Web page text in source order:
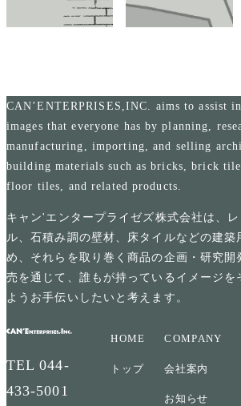
CAN’ENTERPRISES,INC. aims to assist
images that everyone has by planning,
manufacturing, importing, and selling
building materials such as bricks, brick
floor tiles, and related products.
キャン'エンタープライゼズ株式会社は、
ル、石積み調の壁材、床タイルなどの建築
め、それらを取り巻く商品の企画・研究開
売を通じて、誰もが持っているイメージを
ようお手伝いしたいと考えます。
TEL044-
433-5001
HOME
トップ
COMPANY
会社案内
お知らせ